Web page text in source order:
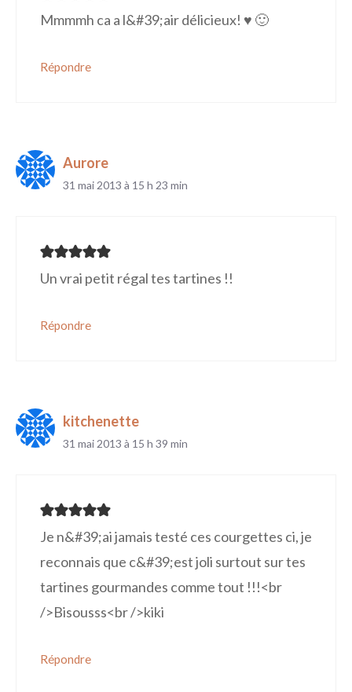
Mmmmh ca a l&#39;air délicieux! ♥ 🙂
Répondre
Aurore
31 mai 2013 à 15 h 23 min
Un vrai petit régal tes tartines !!
Répondre
kitchenette
31 mai 2013 à 15 h 39 min
Je n&#39;ai jamais testé ces courgettes ci, je
reconnais que c&#39;est joli surtout sur tes
tartines gourmandes comme tout !!!<br
/>Bisousss<br />kiki
Répondre